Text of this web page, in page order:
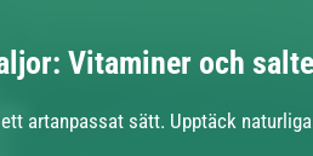
Vitaminer och
artanpassat sätt. Upptäck